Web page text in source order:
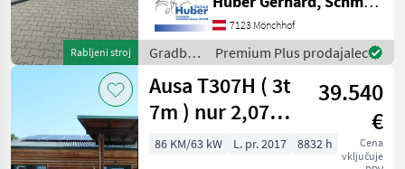
Rabljeni stroj
Fester Teleskopstapler: -
35.1 hp YANMAR Motor
Stufe V Hubhöhe: 4.30 m -
Maximale Tragfähigkeit:
1500
7123 Mönchhof
Gradbeni
stroji /
Manitou
Premium Plus prodajalec
Ausa T307H ( 3t
7m ) nur 2,07
Hoch u. 2,02
39.540
€
Cena
vključuje
86 KM/63 kW L. pr. 2017
8832 h